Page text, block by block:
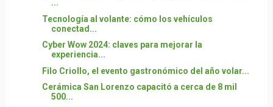
...
Tecnología al volante: cómo los vehículos
conectad...
Cyber Wow 2024: claves para mejorar la
experiencia...
Filo Criollo, el evento gastronómico del año volar...
Cerámica San Lorenzo capacitó a cerca de 8 mil
500...